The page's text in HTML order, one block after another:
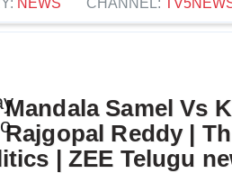
Mandala Samel Vs
Rajgopal Reddy |
| ZEE Telugu